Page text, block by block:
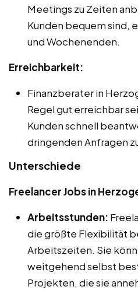
Meetings zu Zeiten
Kunden bequem sind,
und Wochenenden.
Erreichbarkeit:
Finanzberater in
Regel gut erreichbar
Kunden schnell
dringenden Anfragen
Unterschiede
Freelancer Jobs in
Arbeitsstunden:
die größte Flexibilität
Arbeitszeiten. Sie
weitgehend selbst
Projekten, die sie